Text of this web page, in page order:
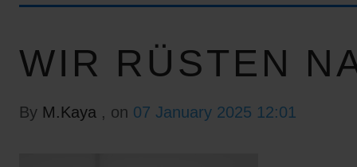
WIR RÜSTEN
By M.Kaya , on 07 January 2025 12:01